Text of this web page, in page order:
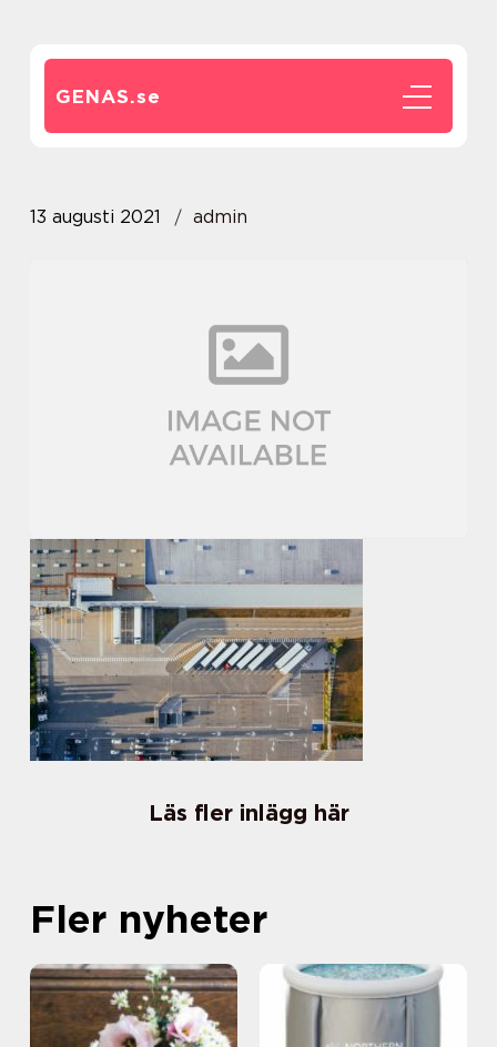
GENAS.se
13 augusti 2021 admin
Läs fler inlägg här
Fler nyheter